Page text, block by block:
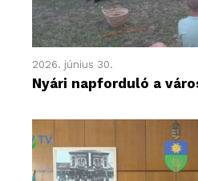
2026. június 30.
Nyári napforduló a